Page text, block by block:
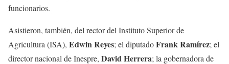
funcionarios.
Asistieron, también, del rector del Instituto Superior de
Agricultura (ISA), Edwin Reyes; el diputadoFrank Ramírez; el
director nacional de Inespre, David Herrera; la gobernadora de